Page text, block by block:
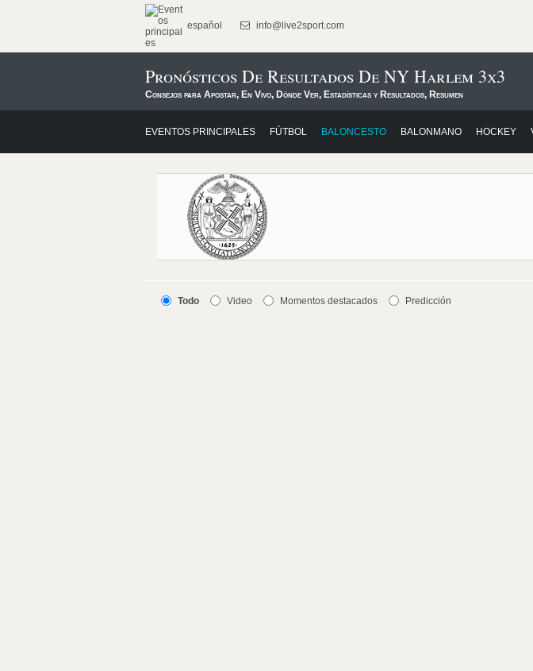
español info@live2sport.com
Pronósticos De Resultados De NY Harlem 3x3
Consejos para Apostar, En Vivo, Dónde Ver, Estadísticas y Resultados, Resumen
EVENTOS PRINCIPALES FÚTBOL BALONCESTO BALONMANO HOCKEY
Todo Video Momentos destacados Predicción